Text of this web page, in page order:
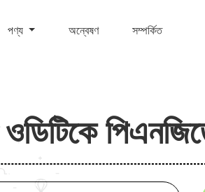
পণ্য অন্বেষণ সম্পর্কিত
ওডিটিকে